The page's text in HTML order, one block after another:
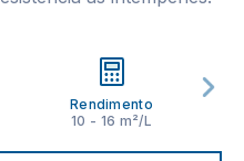
Rendimento
10 - 16 m²/L